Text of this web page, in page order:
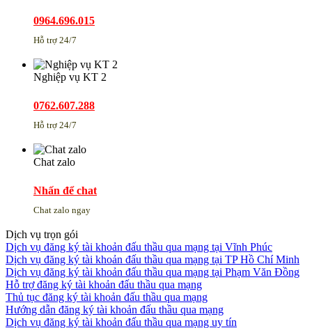
0964.696.015
Hỗ trợ 24/7
Nghiệp vụ KT 2
0762.607.288
Hỗ trợ 24/7
Chat zalo
Nhấn để chat
Chat zalo ngay
Dịch vụ trọn gói
Dịch vụ đăng ký tài khoản đấu thầu qua mạng tại Vĩnh Phúc
Dịch vụ đăng ký tài khoản đấu thầu qua mạng tại TP Hồ Chí Minh
Dịch vụ đăng ký tài khoản đấu thầu qua mạng tại Phạm Văn Đồng
Hỗ trợ đăng ký tài khoản đấu thầu qua mạng
Thủ tục đăng ký tài khoản đấu thầu qua mạng
Hướng dẫn đăng ký tài khoản đấu thầu qua mạng
Dịch vụ đăng ký tài khoản đấu thầu qua mạng uy tín